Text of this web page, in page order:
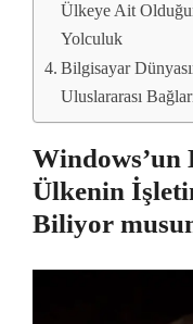
Ülkeye Ait
Yolculuk
Bilgisayar
Uluslararası
Ülkenin
Biliyor